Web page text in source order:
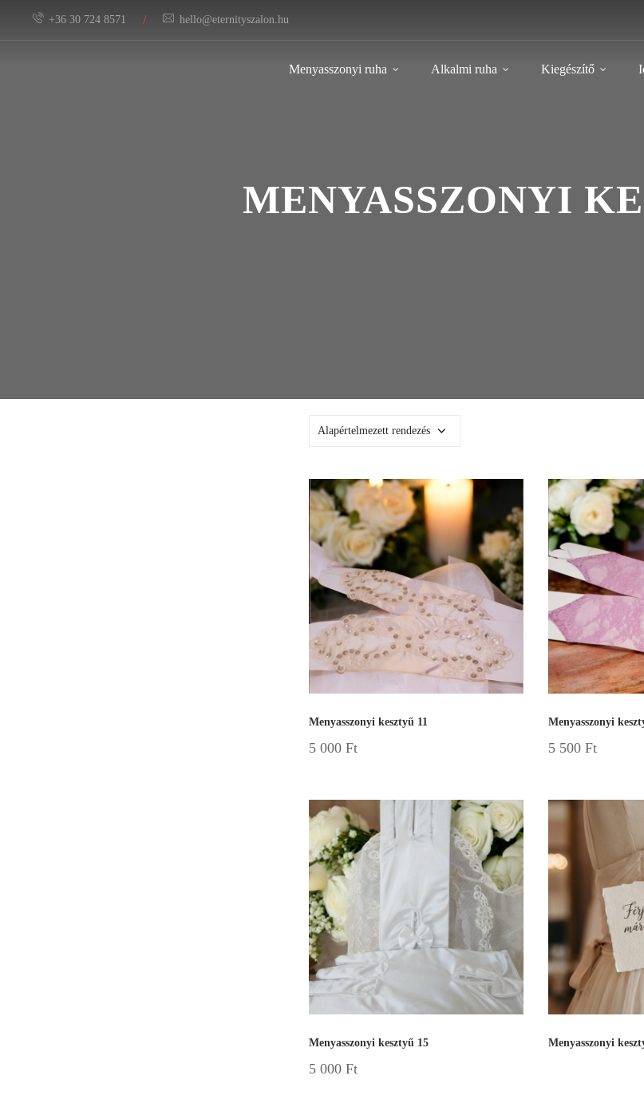
+36 30 724 8571 / hello@eternityszalon.hu
Menyasszonyi ruha Alkalmi ruha Kiegészítő
MENYASSZONYI
Menyasszonyi kesztyű 11
5 000 Ft
Menyasszonyi
5 500 Ft
Menyasszonyi kesztyű 15
5 000 Ft
Menyasszonyi